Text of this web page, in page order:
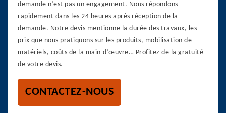
demande n’est pas un engagement. Nous répondons
rapidement dans les 24 heures après réception de la
demande. Notre devis mentionne la durée des travaux, les
prix que nous pratiquons sur les produits, mobilisation de
matériels, coûts de la main-d’œuvre… Profitez de la gratuité
de votre devis.
CONTACTEZ-NOUS